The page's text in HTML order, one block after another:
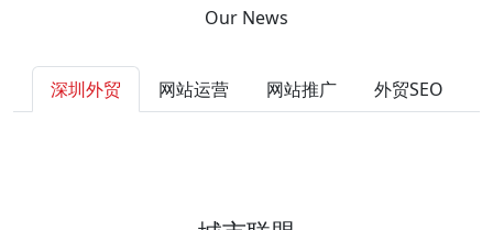
Our News
深圳外贸 网站运营 网站推广 外贸SEO